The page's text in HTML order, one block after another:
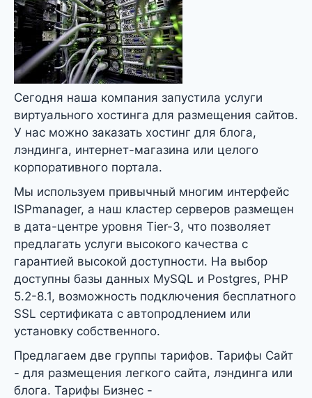
Сегодня наша компания запустила услуги
виртуального хостинга для размещения сайтов.
У нас можно заказать хостинг для блога,
лэндинга, интернет-магазина или целого
корпоративного портала.
Мы используем привычный многим интерфейс
ISPmanager, а наш кластер серверов размещен
в дата-центре уровня Tier-3, что позволяет
предлагать услуги высокого качества с
гарантией высокой доступности. На выбор
доступны базы данных MySQL и Postgres, PHP
5.2-8.1, возможность подключения бесплатного
SSL сертификата с автопродлением или
установку собственного.
Предлагаем две группы тарифов. Тарифы Сайт
- для размещения легкого сайта, лэндинга или
блога. Тарифы Бизнес -